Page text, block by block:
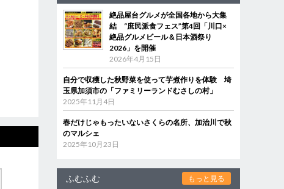
絶品屋台グルメが全国各地から大集
結 “庶民派食フェス”第4回「川口×
絶品グルメビール＆日本酒祭り
2026」を開催
2026年4月15日
自分で収穫した秋野菜を使って芋煮作りを体験 埼
玉県加須市の「ファミリーランドむさしの村」
2025年11月4日
春だけじゃもったいないさくらの名所、加治川で秋
のマルシェ
2025年10月23日
ふむふむ もっと見る